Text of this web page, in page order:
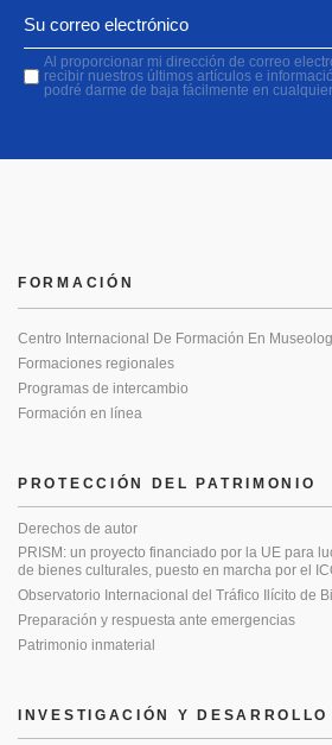
Al proporcionar mi dirección de correo
recibir nuestros últimos artículos e
podré darme de baja fácilmente en
PROTECCIÓN DEL PATRIMONIO
Derechos de autor
PRISM: un proyecto financiado por la UE para
de bienes culturales, puesto en marcha por el
Observatorio Internacional del Tráfico Ilícito de
Preparación y respuesta ante emergencias
Patrimonio inmaterial
FORMACIÓN
Centro Internacional De Formación En
Formaciones regionales
Programas de intercambio
Formación en línea
INVESTIGACIÓN Y DESARROLLO